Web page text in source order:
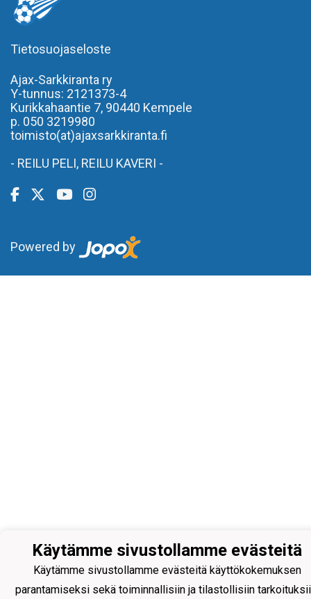
Tietosuojaseloste
Ajax-Sarkkiranta ry
Y-tunnus: 2121373-4
Kurikkahaantie 7, 90440 Kempele
p. 050 3219980
toimisto(at)ajaxsarkkiranta.fi
- REILU PELI, REILU KAVERI -
Powered by
Käytämme sivustollamme evästeitä
Käytämme sivustollamme evästeitä käyttökokemuksen
parantamiseksi sekä toiminnallisiin ja tilastollisiin